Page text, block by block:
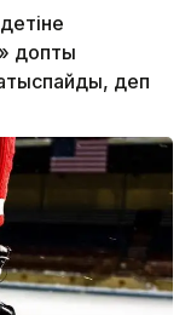
допты
деп